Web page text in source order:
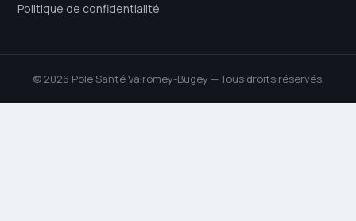
Politique de confidentialité
© 2026 Pole Santé Valromey-Bugey — Tous droits réservés.